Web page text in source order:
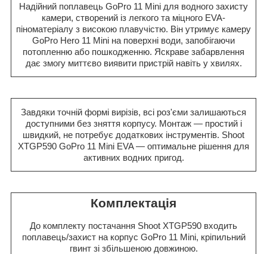
Надійний поплавець GoPro 11 Mini для водного захисту
камери, створений із легкого та міцного EVA-
піноматеріалу з високою плавучістю. Він утримує камеру
GoPro Hero 11 Mini на поверхні води, запобігаючи
потопленню або пошкодженню. Яскраве забарвлення
дає змогу миттєво виявити пристрій навіть у хвилях.
Завдяки точній формі вирізів, всі роз'єми залишаються
доступними без зняття корпусу. Монтаж — простий і
швидкий, не потребує додаткових інструментів. Shoot
XTGP590 GoPro 11 Mini EVA — оптимальне рішення для
активних водних пригод.
Комплектація
До комплекту постачання Shoot XTGP590 входить
поплавець/захист на корпус GoPro 11 Mini, кріпильний
гвинт зі збільшеною довжиною.